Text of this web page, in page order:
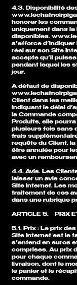
4.3. Disponibilité
honorer les
uniquement dans
disponibles.
s’efforce
réel sur son Site
accepte qu’il
pendant lequel les
jour.
A défaut de
Client dans les
indiquant le délai
la Commande
Produits, elle
plusieurs fois sans
frais
requête du Client,
être annulée pour
avec un
4.4. Avis. Les
laisser un avis
Site internet. Les
traitement de ces
dans une rubrique
ARTICLE 5. PRIX
5.1. Prix : Le prix
Site Internet est le
s’entend en euros
comprises. Au prix
pour chaque
livraison, dont le
le panier et le
commande.